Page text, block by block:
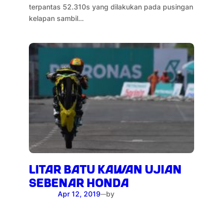
terpantas 52.310s yang dilakukan pada pusingan
kelapan sambil…
LITAR BATU KAWAN UJIAN
SEBENAR HONDA
Apr 12, 2019—by